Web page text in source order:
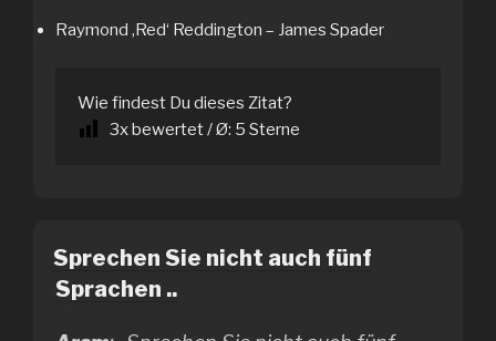
Raymond ‚Red‘ Reddington – James Spader
Wie findest Du dieses Zitat?
3x bewertet / Ø: 5 Sterne
Sprechen Sie nicht auch fünf
Sprachen ..